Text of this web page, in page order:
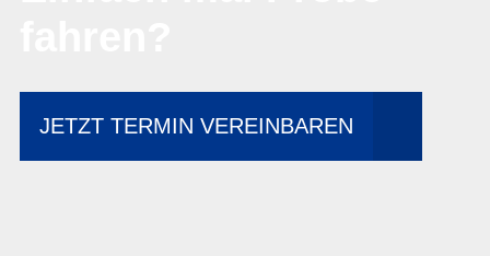
JETZT TERMIN VEREINBAREN